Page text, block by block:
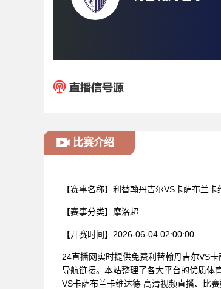
比赛介绍
【赛事名称】 利替翰丹吉尔VS卡萨布兰卡
【赛事分类】 摩洛超
【开赛时间】 2026-06-04 02:00:00
24直播网实时提供免费利替翰丹吉尔VS
导航链接。本站整理了各大平台的优质体
VS卡萨布兰卡维达德 高清视频直播、比赛